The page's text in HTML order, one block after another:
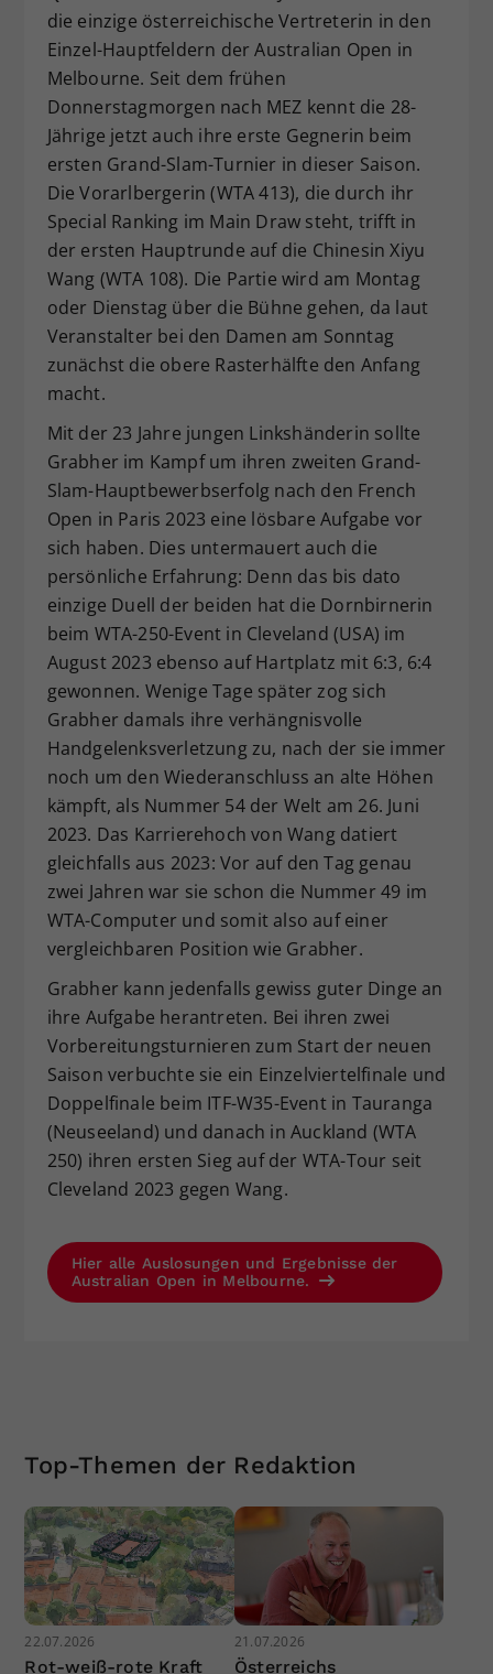
die einzige österreichische Vertreterin in den
Einzel-Hauptfeldern der Australian Open in
Melbourne. Seit dem frühen
Donnerstagmorgen nach MEZ kennt die 28-
Jährige jetzt auch ihre erste Gegnerin beim
ersten Grand-Slam-Turnier in dieser Saison.
Die Vorarlbergerin (WTA 413), die durch ihr
Special Ranking im Main Draw steht, trifft in
der ersten Hauptrunde auf die Chinesin Xiyu
Wang (WTA 108). Die Partie wird am Montag
oder Dienstag über die Bühne gehen, da laut
Veranstalter bei den Damen am Sonntag
zunächst die obere Rasterhälfte den Anfang
macht.
Mit der 23 Jahre jungen Linkshänderin sollte
Grabher im Kampf um ihren zweiten Grand-
Slam-Hauptbewerbserfolg nach den French
Open in Paris 2023 eine lösbare Aufgabe vor
sich haben. Dies untermauert auch die
persönliche Erfahrung: Denn das bis dato
einzige Duell der beiden hat die Dornbirnerin
beim WTA-250-Event in Cleveland (USA) im
August 2023 ebenso auf Hartplatz mit 6:3, 6:4
gewonnen. Wenige Tage später zog sich
Grabher damals ihre verhängnisvolle
Handgelenksverletzung zu, nach der sie immer
noch um den Wiederanschluss an alte Höhen
kämpft, als Nummer 54 der Welt am 26. Juni
2023. Das Karrierehoch von Wang datiert
gleichfalls aus 2023: Vor auf den Tag genau
zwei Jahren war sie schon die Nummer 49 im
WTA-Computer und somit also auf einer
vergleichbaren Position wie Grabher.
Grabher kann jedenfalls gewiss guter Dinge an
ihre Aufgabe herantreten. Bei ihren zwei
Vorbereitungsturnieren zum Start der neuen
Saison verbuchte sie ein Einzelviertelfinale und
Doppelfinale beim ITF-W35-Event in Tauranga
(Neuseeland) und danach in Auckland (WTA
250) ihren ersten Sieg auf der WTA-Tour seit
Cleveland 2023 gegen Wang.
Hier alle Auslosungen und Ergebnisse der
Australian Open in Melbourne.
Top-Themen der Redaktion
22.07.2026
Rot-weiß-rote Kraft
21.07.2026
Österreichs
Zweck
Dieser Wert speichert Ihre Consent-
Einstellungen. Unter anderem eine
zufällig generierte ID, für die
historische Speicherung Ihrer
vorgenommen Einstellungen, falls der
Webseiten-Betreiber dies eingestellt
hat.